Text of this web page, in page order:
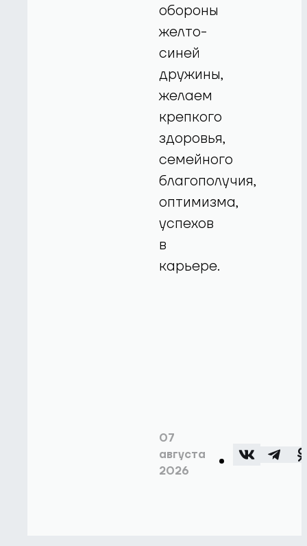
обороны
желто-
синей
дружины,
желаем
крепкого
здоровья,
семейного
благополучия,
оптимизма,
успехов
в
карьере.
07
августа
2026